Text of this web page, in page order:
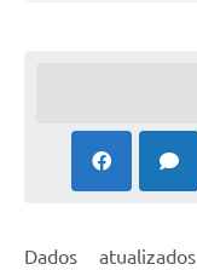
Dados